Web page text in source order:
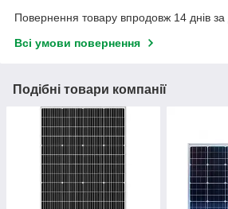
Повернення товару впродовж 14 днів
Всі умови повернення
Подібні товари компанії